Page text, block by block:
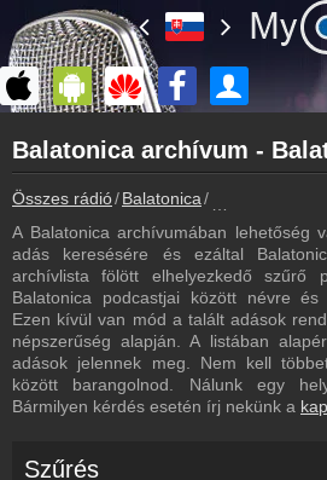
myonlineradio.hu
Balatonica
Vissza a Balatonica oldalára
Bejelentkezés
Hozz létre saját fiókot!
Most szól
Tudd meg mi szólt eddig
Kapcsolat
Írj nekünk!
Rádiós partnerek
Összes rádió Balatonica
A Balatonica archívumában lehetőség
adás keresésére és ezáltal
archívlista fölött elhelyezkedő szűrő
Balatonica podcastjai között névre és
Ezen kívül van mód a talált adások
népszerűség alapján. A listában
adások jelennek meg. Nem kell
között barangolnod. Nálunk egy
Bármilyen kérdés esetén írj nekünk a
Szűrés